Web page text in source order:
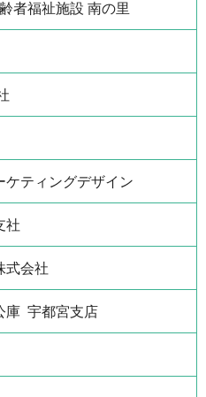
者福祉施設 南の里
ケティングデザイン
社
式会社
庫 宇都宮支店